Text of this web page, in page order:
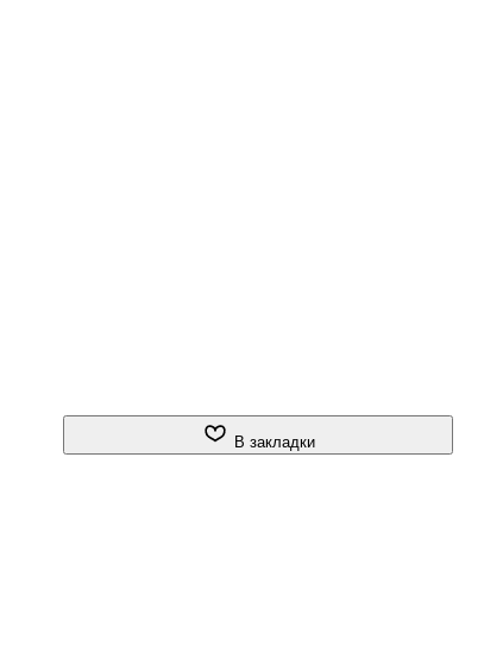
В закладки